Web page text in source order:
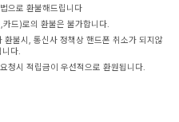
으로 환불해드립니다
드)로의 환불은 불가합니다.
불시, 통신사 정책상 핸드폰 취소가 되지않
다.
청시 적립금이 우선적으로 환원됩니다.